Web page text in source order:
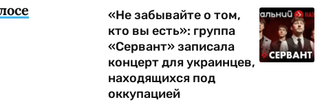
«Не забывайте о том,
кто вы есть»: группа
«Сервант» записала
концерт для украинцев,
находящихся под
оккупацией